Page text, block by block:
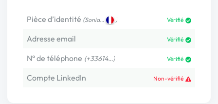
Pièce d’identité (Sonia… ) Vérifié
Adresse email Vérifié
N° de téléphone (+33614…) Vérifié
Compte LinkedIn Non-vérifié